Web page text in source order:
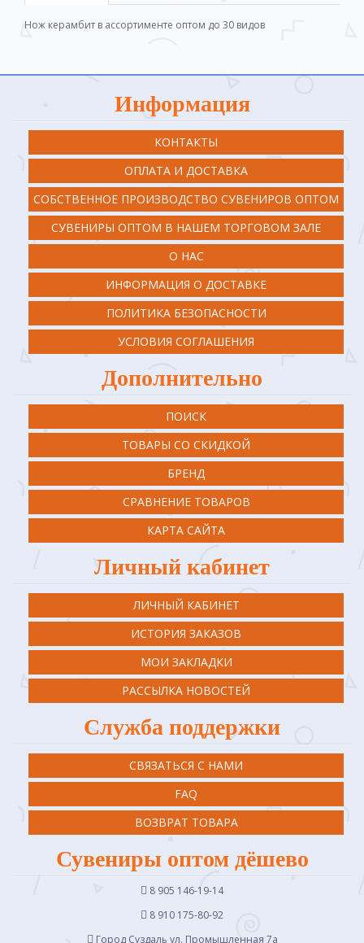
Нож керамбит в ассортименте оптом до 30 видов
Информация
КОНТАКТЫ
ОПЛАТА И ДОСТАВКА
СОБСТВЕННОЕ ПРОИЗВОДСТВО СУВЕНИРОВ ОПТОМ
СУВЕНИРЫ ОПТОМ В НАШЕМ ТОРГОВОМ ЗАЛЕ
О НАС
ИНФОРМАЦИЯ О ДОСТАВКЕ
ПОЛИТИКА БЕЗОПАСНОСТИ
УСЛОВИЯ СОГЛАШЕНИЯ
Дополнительно
ПОИСК
ТОВАРЫ СО СКИДКОЙ
БРЕНД
СРАВНЕНИЕ ТОВАРОВ
КАРТА САЙТА
Личный кабинет
ЛИЧНЫЙ КАБИНЕТ
ИСТОРИЯ ЗАКАЗОВ
МОИ ЗАКЛАДКИ
РАССЫЛКА НОВОСТЕЙ
Служба поддержки
СВЯЗАТЬСЯ С НАМИ
FAQ
ВОЗВРАТ ТОВАРА
Сувениры оптом дёшево
8 905 146-19-14
8 910 175-80-92
Город Суздаль ул. Промышленная 7a